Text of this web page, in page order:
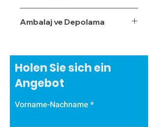
Ambalaj ve Depolama
Holen Sie sich ein
Angebot
Vorname-Nachname